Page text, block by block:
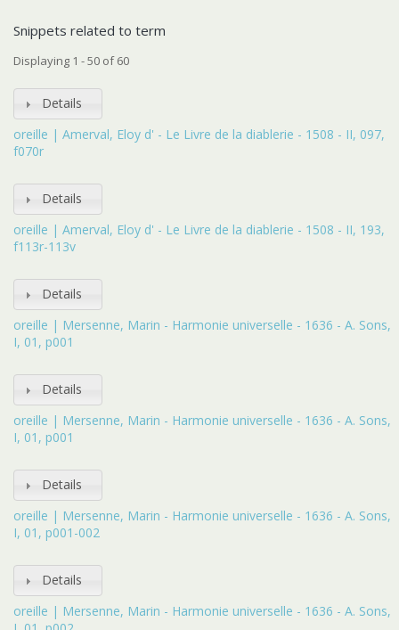
Snippets related to term
Displaying 1 - 50 of 60
Details
oreille | Amerval, Eloy d' - Le Livre de la diablerie - 1508 - II, 097,
f070r
Details
oreille | Amerval, Eloy d' - Le Livre de la diablerie - 1508 - II, 193,
f113r-113v
Details
oreille | Mersenne, Marin - Harmonie universelle - 1636 - A. Sons,
I, 01, p001
Details
oreille | Mersenne, Marin - Harmonie universelle - 1636 - A. Sons,
I, 01, p001
Details
oreille | Mersenne, Marin - Harmonie universelle - 1636 - A. Sons,
I, 01, p001-002
Details
oreille | Mersenne, Marin - Harmonie universelle - 1636 - A. Sons,